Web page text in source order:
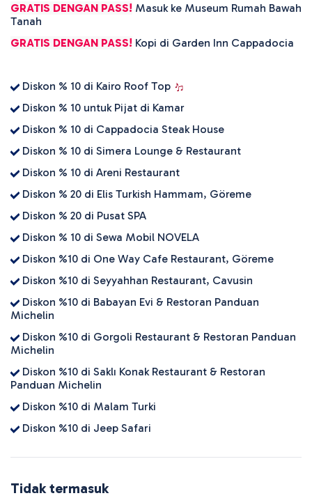
GRATIS DENGAN PASS! Masuk ke Museum Rumah Bawah
Tanah
GRATIS DENGAN PASS! Kopi di Garden Inn Cappadocia
Diskon % 10 di Kairo Roof Top
Diskon % 10 untuk Pijat di Kamar
Diskon % 10 di Cappadocia Steak House
Diskon % 10 di Simera Lounge & Restaurant
Diskon % 10 di Areni Restaurant
Diskon % 20 di Elis Turkish Hammam, Göreme
Diskon % 20 di Pusat SPA
Diskon % 10 di Sewa Mobil NOVELA
Diskon %10 di One Way Cafe Restaurant, Göreme
Diskon %10 di Seyyahhan Restaurant, Cavusin
Diskon %10 di Babayan Evi & Restoran Panduan
Michelin
Diskon %10 di Gorgoli Restaurant & Restoran Panduan
Michelin
Diskon %10 di Saklı Konak Restaurant & Restoran
Panduan Michelin
Diskon %10 di Malam Turki
Diskon %10 di Jeep Safari
Tidak termasuk